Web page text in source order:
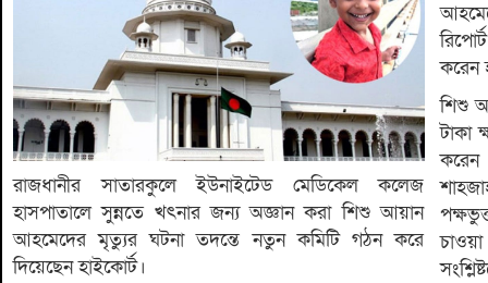
রাজধানীর সাতারকুলে ইউনাইটেড মেডিকেল কলেজ
হাসপাতালে সুন্নতে খৎনার জন্য অজ্ঞান করা শিশু আয়ান
আহমেদের মৃত্যুর ঘটনা তদন্তে নতুন কমিটি গঠন করে
দিয়েছেন হাইকোর্ট।
করেন
শিশু
টাকা
চাওয়া